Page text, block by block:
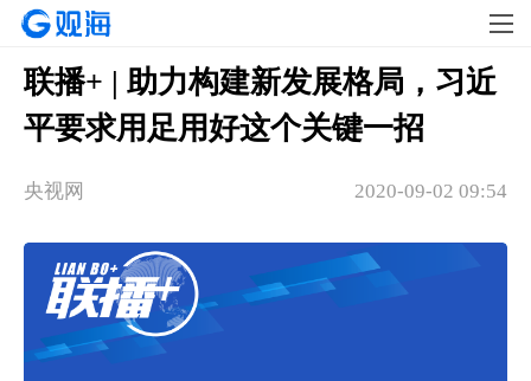
联播+ | 助力构建新发展格局，习近
平要求用足用好这个关键一招
2020-09-02 09:54
央视网